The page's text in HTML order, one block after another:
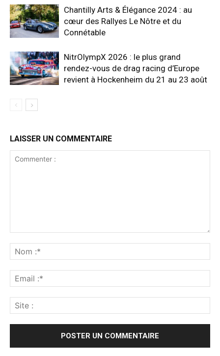
Chantilly Arts & Élégance 2024 : au
cœur des Rallyes Le Nôtre et du
Connétable
NitrOlympX 2026 : le plus grand
rendez-vous de drag racing d’Europe
revient à Hockenheim du 21 au 23 août
LAISSER UN COMMENTAIRE